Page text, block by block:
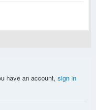
have an account, sign in